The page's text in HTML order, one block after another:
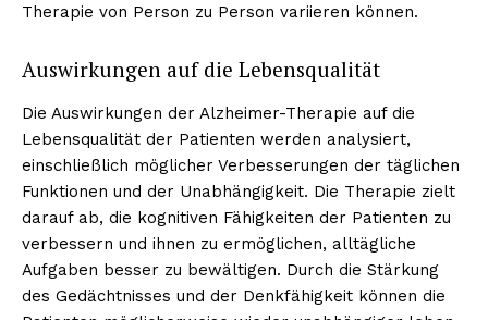
Therapie von Person zu Person variieren können.
Auswirkungen auf die Lebensqualität
Die Auswirkungen der Alzheimer-Therapie auf die
Lebensqualität der Patienten werden analysiert,
einschließlich möglicher Verbesserungen der täglichen
Funktionen und der Unabhängigkeit. Die Therapie zielt
darauf ab, die kognitiven Fähigkeiten der Patienten zu
verbessern und ihnen zu ermöglichen, alltägliche
Aufgaben besser zu bewältigen. Durch die Stärkung
des Gedächtnisses und der Denkfähigkeit können die